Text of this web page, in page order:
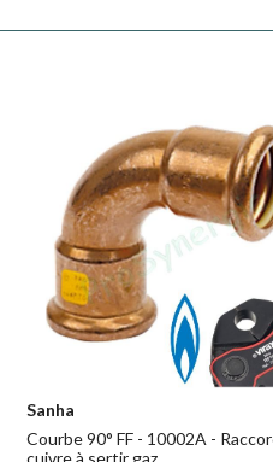
Sanha
Courbe 90° FF - 10002A -
cuivre à sertir gaz